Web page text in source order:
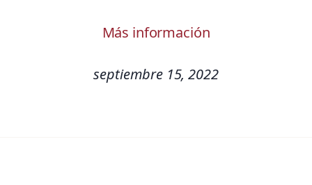
Más información
septiembre 15, 2022